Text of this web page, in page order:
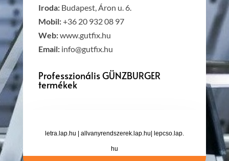
Iroda:Budapest, Áron u. 6.
Mobil:+36 20 932 08 97
Web:www.gutfix.hu
Email: info@gutfix.hu
Professzionális GÜNZBURGER
termékek
letra.lap.hu allvanyrendszerek.lap.hu lepcso.lap.
hu